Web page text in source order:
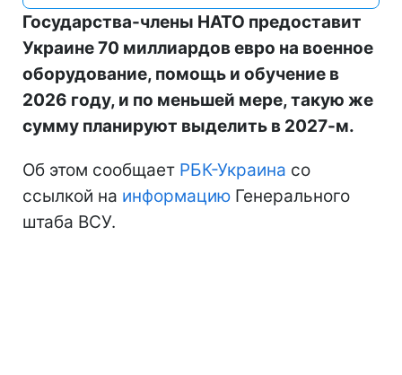
Государства-члены НАТО предоставит
Украине 70 миллиардов евро на военное
оборудование, помощь и обучение в
2026 году, и по меньшей мере, такую же
сумму планируют выделить в 2027-м.
Об этом сообщает РБК-Украина со
ссылкой на информацию Генерального
штаба ВСУ.